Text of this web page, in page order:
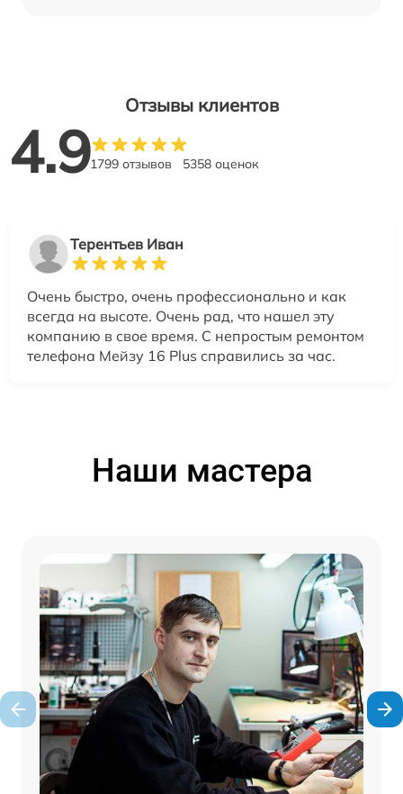
Отзывы клиентов
4.91799 отзывов 5358 оценок
Терентьев Иван
Очень быстро, очень профессионально и как
всегда на высоте. Очень рад, что нашел эту
компанию в свое время. С непростым ремонтом
телефона Мейзу 16 Plus справились за час.
Наши мастера